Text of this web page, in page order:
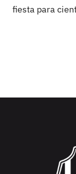
fiesta para